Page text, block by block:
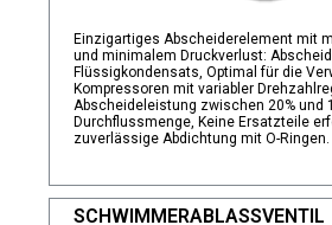
Einzigartiges Abscheiderelement mit
und minimalem Druckverlust:
Flüssigkondensats, Optimal für die
Kompressoren mit variabler
Abscheideleistung zwischen 20% und
Durchflussmenge, Keine Ersatzteile
zuverlässige Abdichtung mit O-Ringen.
SCHWIMMERABLASSVENTIL